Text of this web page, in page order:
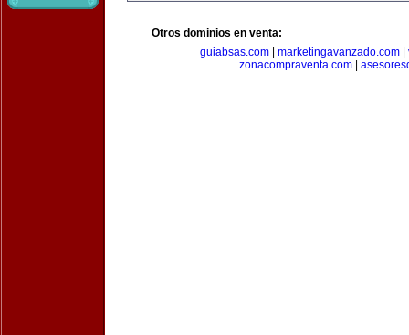
Otros dominios en venta:
guiabsas.com
marketingavanzado.com
zonacompraventa.com|